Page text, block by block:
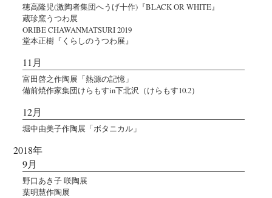
穂高隆児(激陶者集団へうげ十作)『BLACK OR WHITE』
蔵珍窯うつわ展
ORIBE CHAWANMATSURI 2019
堂本正樹『くらしのうつわ展』
11月
富田啓之作陶展「熱源の記憶」
備前焼作家集団けらもすin下北沢（けらもす10.2）
12月
堀中由美子作陶展「ボタニカル」
2018年
9月
野口あき子 咲陶展
葉明慧作陶展